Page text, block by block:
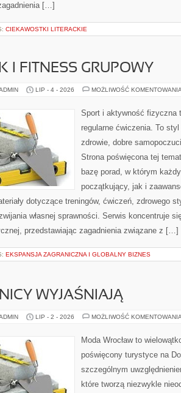
[…]
CIEKAWOSTKI LITERACKIE
I FITNESS GRUPOWY
LIP - 4 - 2026 MOŻLIWOŚĆ KOMENTOWANIA
Sport i aktywność fizyczna
regularne ćwiczenia. To
zdrowie, dobre
Strona poświęcona tej
bazę porad, w którym
początkujący, jak i
dotyczące treningów, ćwiczeń, zdrowego
własnej sprawności. Serwis koncentruje
przedstawiając zagadnienia związane z […]
EKSPANSJA ZAGRANICZNA I GLOBALNY BIZNES
WYJAŚNIAJĄ
LIP - 2 - 2026 MOŻLIWOŚĆ KOMENTOWANIA
Moda Wrocław to
poświęcony turystyce na
szczególnym
które tworzą niezwykle